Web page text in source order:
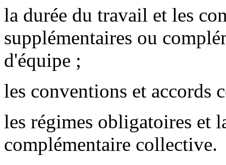
la durée du travail et les
supplémentaires ou
d'équipe ;
les conventions et accords
les régimes obligatoires et
complémentaire collective.